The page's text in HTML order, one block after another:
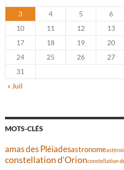
3
4 5 6
10
11 12 13
17
18 19 20
24
25 26 27
31
« Juil
MOTS-CLÉS
amas des Pléiadesastronome
constellation d'Orionconstellation